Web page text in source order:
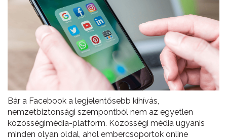
Bár a Facebook a legjelentősebb kihívás,
nemzetbiztonsági szempontból nem az egyetlen
közösségimédia-platform. Közösségi média ugyanis
minden olyan oldal, ahol embercsoportok online